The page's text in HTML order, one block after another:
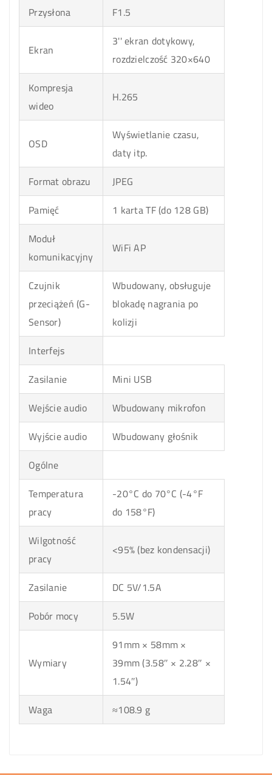
Przysłona
F1.5
Ekran
3'' ekran dotykowy,
rozdzielczość 320×640
Kompresja
wideo
H.265
OSD
Wyświetlanie czasu,
daty itp.
Format obrazu
JPEG
Pamięć
1 karta TF (do 128 GB)
Moduł
komunikacyjny
WiFi AP
Czujnik
przeciążeń (G-
Sensor)
Wbudowany, obsługuje
blokadę nagrania po
kolizji
Interfejs
Zasilanie
Mini USB
Wejście audio
Wbudowany mikrofon
Wyjście audio
Wbudowany głośnik
Ogólne
Temperatura
pracy
-20°C do 70°C (-4°F
do 158°F)
Wilgotność
pracy
<95% (bez kondensacji)
Zasilanie
DC 5V/1.5A
Pobór mocy
5.5W
Wymiary
91mm × 58mm ×
39mm (3.58″ × 2.28″ ×
1.54″)
Waga
≈108.9 g